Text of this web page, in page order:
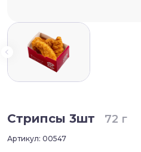
Стрипсы 3шт 72 г
Артикул: 00547